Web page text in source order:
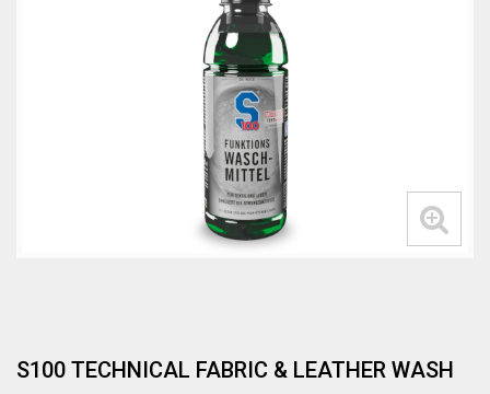
S100 TECHNICAL FABRIC & LEATHER WASH